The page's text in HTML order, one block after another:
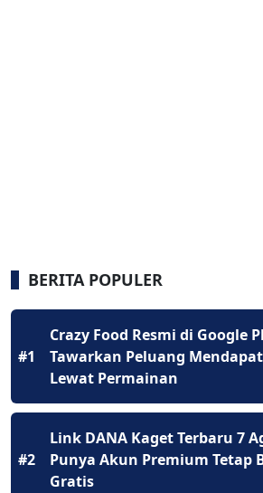
BERITA POPULER
#1
Crazy Food Resmi di Google
Tawarkan Peluang
Lewat Permainan
#2
Link DANA Kaget Terbaru 7
Punya Akun Premium Tetap
Gratis